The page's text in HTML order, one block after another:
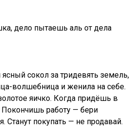
дело пытаешь аль от дела
сокол за тридевять земель,
волшебница и женила на себе.
яичко. Когда придёшь в
Покончишь работу — бери
Станут покупать — не продавай.